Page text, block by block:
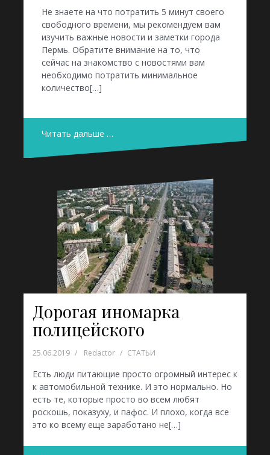
Не знаете на что потратить 5 минут своего
свободного времени, мы рекомендуем вам
изучить важные новости и заметки города
Пермь. Обратите внимание на то, что
сейчас на знакомство с новостями вам
необходимо потратить минимальное
количество[…]
Читать дальше …
Дорогая иномарка
полицейского
25.06.2019 Redactor СТАТЬИ
Есть люди питающие просто огромный интерес к
к автомобильной технике. И это нормально. Но
есть те, которые просто во всем любят
роскошь, показуху, и пафос. И плохо, когда все
это ко всему еще заработано не[…]